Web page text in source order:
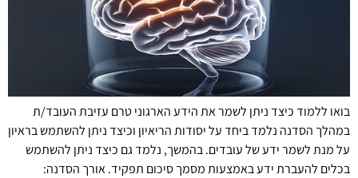
בואו ללמוד כיצד ניתן לשמר את הידע הארגוני טרם עזיבת העובד/ת
במהלך הסדנה נלמד ביחד על יסודות הריאיון וכיצד ניתן להשתמש בראיון
על מנת לשמר ידע של עובדים. בהמשך, נלמד גם כיצד ניתן להשתמש
בכלים להעברת ידע באמצעות מסמך סיכום תפקיד. אורך הסדנה: